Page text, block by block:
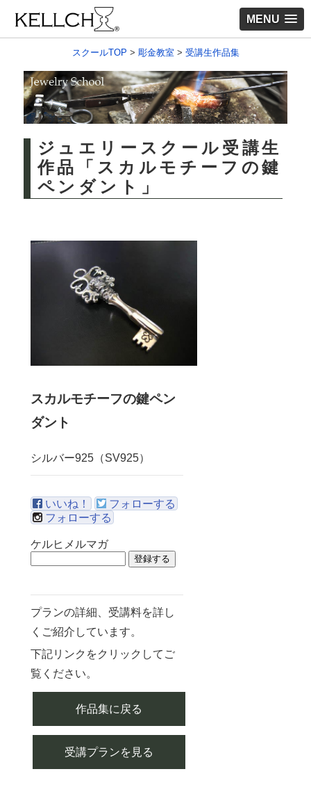
MENU
スクールTOP > 彫金教室> 受講生作品集
ジュエリースクール受講生
作品「スカルモチーフの鍵
ペンダント」
スカルモチーフの鍵ペン
ダント
シルバー925（SV925）
いいね！
フォローする
フォローする
ケルヒメルマガ
プランの詳細、受講料を詳し
くご紹介しています。
下記リンクをクリックしてご
覧ください。
作品集に戻る
受講プランを見る